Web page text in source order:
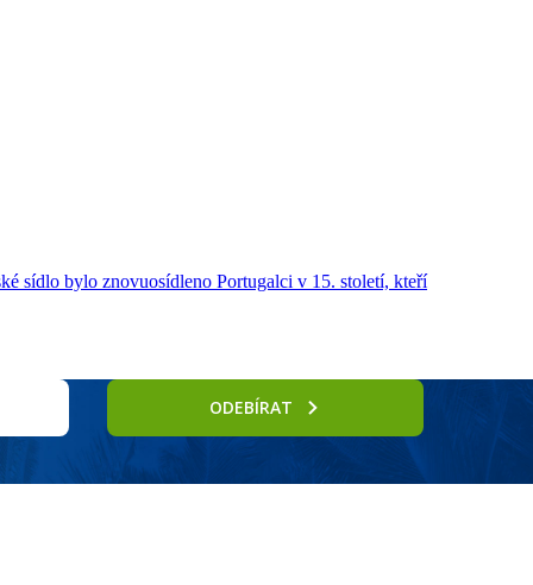
sídlo bylo znovuosídleno Portugalci v 15. století, kteří
ODEBÍRAT